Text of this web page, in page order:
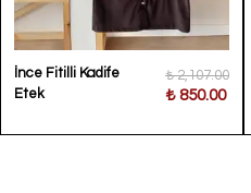
İnce Fitilli Kadife
Etek
₺ 2,107.00
₺ 850.00